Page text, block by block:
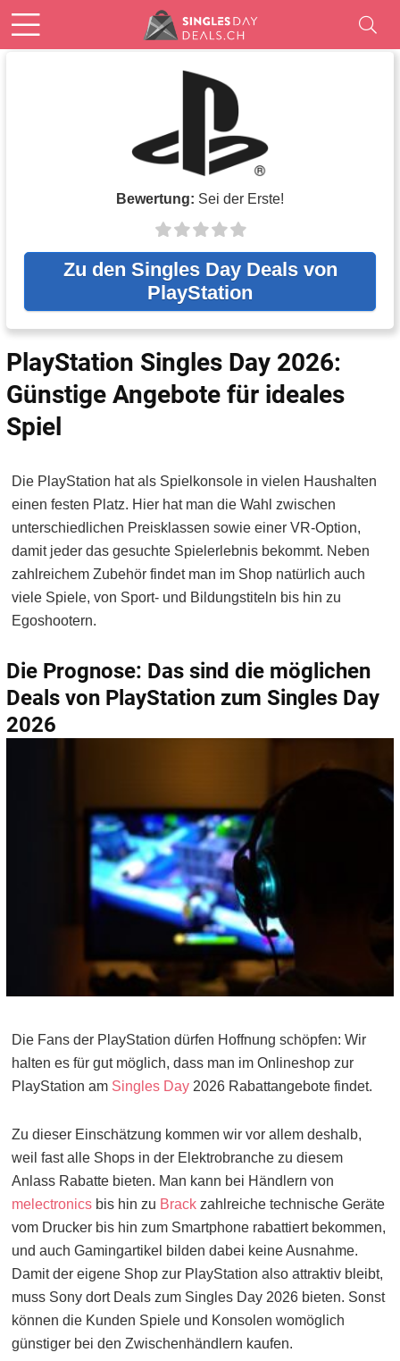
Bewertung: Sei der Erste!
Zu den Singles Day Deals von
PlayStation
PlayStation Singles Day 2026:
Günstige Angebote für ideales
Spiel
Die PlayStation hat als Spielkonsole in vielen Haushalten
einen festen Platz. Hier hat man die Wahl zwischen
unterschiedlichen Preisklassen sowie einer VR-Option,
damit jeder das gesuchte Spielerlebnis bekommt. Neben
zahlreichem Zubehör findet man im Shop natürlich auch
viele Spiele, von Sport- und Bildungstiteln bis hin zu
Egoshootern.
Die Prognose: Das sind die möglichen
Deals von PlayStation zum Singles Day
2026
Die Fans der PlayStation dürfen Hoffnung schöpfen: Wir
halten es für gut möglich, dass man im Onlineshop zur
PlayStation am Singles Day 2026 Rabattangebote findet.
Zu dieser Einschätzung kommen wir vor allem deshalb,
weil fast alle Shops in der Elektrobranche zu diesem
Anlass Rabatte bieten. Man kann bei Händlern von
melectronics bis hin zu Brack zahlreiche technische Geräte
vom Drucker bis hin zum Smartphone rabattiert bekommen,
und auch Gamingartikel bilden dabei keine Ausnahme.
Damit der eigene Shop zur PlayStation also attraktiv bleibt,
muss Sony dort Deals zum Singles Day 2026 bieten. Sonst
können die Kunden Spiele und Konsolen womöglich
günstiger bei den Zwischenhändlern kaufen.